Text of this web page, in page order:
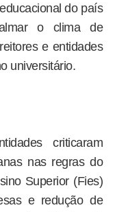
do país
o clima de
e entidades
universitário.
criticaram
nas regras do
Superior (Fies)
e redução de